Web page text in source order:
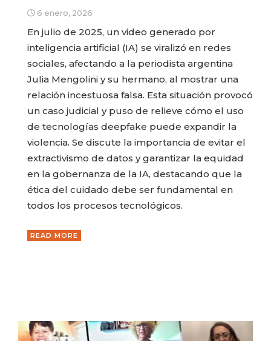
6 enero, 2026
En julio de 2025, un video generado por
inteligencia artificial (IA) se viralizó en redes
sociales, afectando a la periodista argentina
Julia Mengolini y su hermano, al mostrar una
relación incestuosa falsa. Esta situación provocó
un caso judicial y puso de relieve cómo el uso
de tecnologías deepfake puede expandir la
violencia. Se discute la importancia de evitar el
extractivismo de datos y garantizar la equidad
en la gobernanza de la IA, destacando que la
ética del cuidado debe ser fundamental en
todos los procesos tecnológicos.
READ MORE